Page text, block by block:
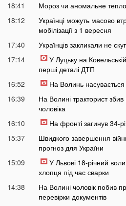
18:41
Мороз чи аномальне
18:12
Українці можуть масово
мобілізації з 1 вересня
17:40
Українців закликали не
17:14
У Луцьку на
перші деталі ДТП
16:52
На Волинь насувається
16:39
На Волині тракторист
чоловіка
16:10
На фронті загинув 34-
15:37
Швидкого завершення
прогноз для України
15:09
У Львові 18-річний
хлопця під час сварки
14:38
На Волині чоловік побив
перевірки документів